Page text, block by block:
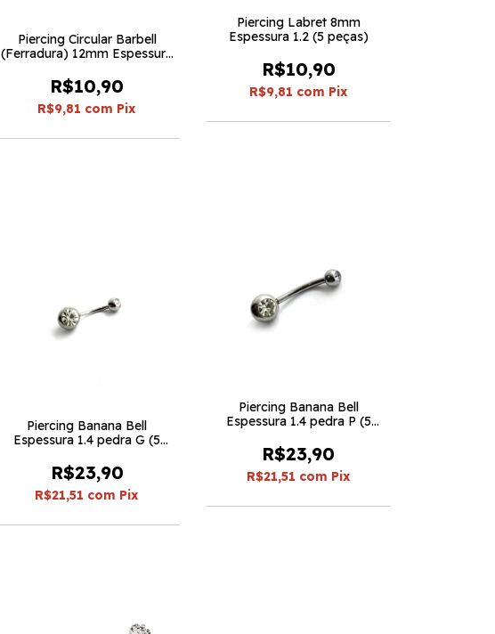
Piercing Circular Barbell
(Ferradura) 12mm Espessura
R$10,90
R$9,81 com Pix
Piercing Labret 8mm
Espessura 1.2 (5 peças)
R$10,90
R$9,81 com Pix
Piercing Banana Bell
Espessura 1.4 pedra G (5
R$23,90
R$21,51 com Pix
Piercing Banana Bell
Espessura 1.4 pedra P (5
R$23,90
R$21,51 com Pix